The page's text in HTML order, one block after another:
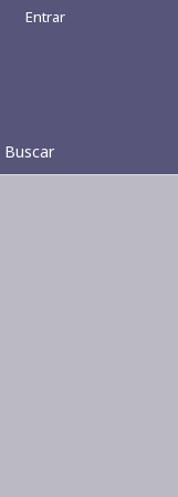
Buscar
Entrar